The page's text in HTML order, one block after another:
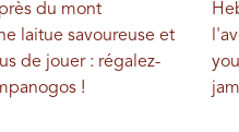
du mont
laitue savoureuse et
de jouer : régalez-
!